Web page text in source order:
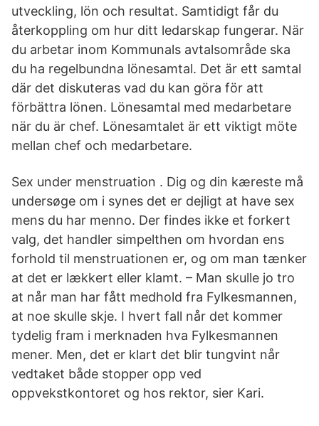
utveckling, lön och resultat. Samtidigt får du
återkoppling om hur ditt ledarskap fungerar. När
du arbetar inom Kommunals avtalsområde ska
du ha regelbundna lönesamtal. Det är ett samtal
där det diskuteras vad du kan göra för att
förbättra lönen. Lönesamtal med medarbetare
när du är chef. Lönesamtalet är ett viktigt möte
mellan chef och medarbetare.
Sex under menstruation . Dig og din kæreste må
undersøge om i synes det er dejligt at have sex
mens du har menno. Der findes ikke et forkert
valg, det handler simpelthen om hvordan ens
forhold til menstruationen er, og om man tænker
at det er lækkert eller klamt. – Man skulle jo tro
at når man har fått medhold fra Fylkesmannen,
at noe skulle skje. I hvert fall når det kommer
tydelig fram i merknaden hva Fylkesmannen
mener. Men, det er klart det blir tungvint når
vedtaket både stopper opp ved
oppvekstkontoret og hos rektor, sier Kari.